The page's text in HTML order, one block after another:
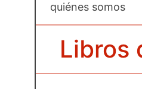
quiénes somos
Libros